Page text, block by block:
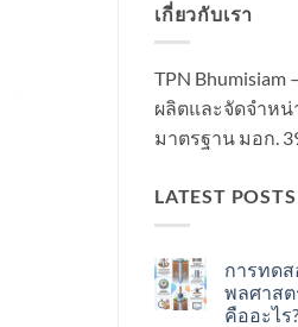
เกี่ยวกับเรา
TPN
ผลิตและจัดจำห
มาตรฐาน มอก.
LATEST POSTS
การทด
พลศาสต
คืออะไร